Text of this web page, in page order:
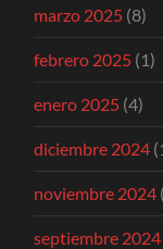
marzo 2025 (8)
febrero 2025 (1)
enero 2025 (4)
diciembre 2024
noviembre 2024
septiembre 2024